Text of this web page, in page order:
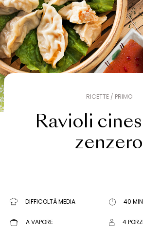
RICETTE / PRIMO
Ravioli
zenzero
DIFFICOLTÀ MEDIA 40 MIN
A VAPORE 4